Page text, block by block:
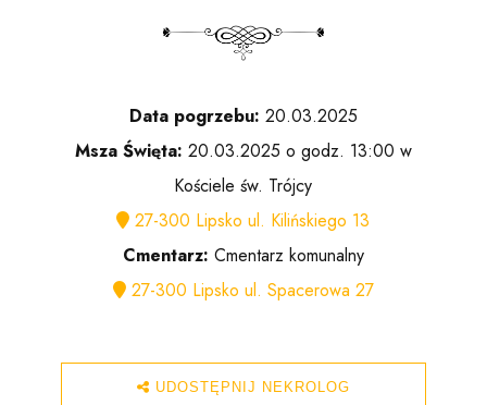
Data pogrzebu: 20.03.2025
Msza Święta: 20.03.2025 o godz. 13:00 w
Kościele św. Trójcy
27-300 Lipsko ul. Kilińskiego 13
Cmentarz: Cmentarz komunalny
27-300 Lipsko ul. Spacerowa 27
UDOSTĘPNIJ NEKROLOG